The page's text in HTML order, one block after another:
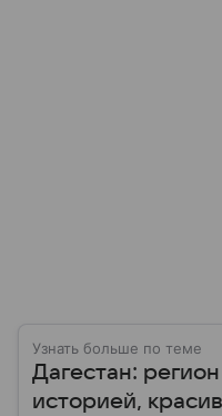
Узнать больше по теме
Дагестан:
историей,